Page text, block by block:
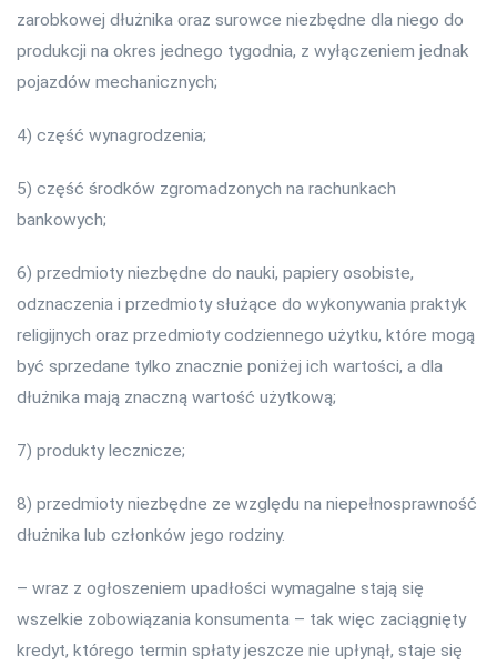
zarobkowej dłużnika oraz surowce niezbędne dla niego do
produkcji na okres jednego tygodnia, z wyłączeniem jednak
pojazdów mechanicznych;
4) część wynagrodzenia;
5) część środków zgromadzonych na rachunkach
bankowych;
6) przedmioty niezbędne do nauki, papiery osobiste,
odznaczenia i przedmioty służące do wykonywania praktyk
religijnych oraz przedmioty codziennego użytku, które mogą
być sprzedane tylko znacznie poniżej ich wartości, a dla
dłużnika mają znaczną wartość użytkową;
7) produkty lecznicze;
8) przedmioty niezbędne ze względu na niepełnosprawność
dłużnika lub członków jego rodziny.
– wraz z ogłoszeniem upadłości wymagalne stają się
wszelkie zobowiązania konsumenta – tak więc zaciągnięty
kredyt, którego termin spłaty jeszcze nie upłynął, staje się